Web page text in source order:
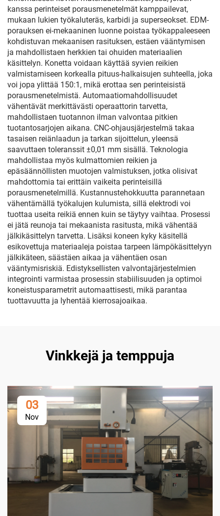
kanssa perinteiset porausmenetelmät kamppailevat,
mukaan lukien työkaluteräs, karbidi ja superseokset. EDM-
porauksen ei-mekaaninen luonne poistaa työkappaleeseen
kohdistuvan mekaanisen rasituksen, estäen vääntymisen
ja mahdollistaen herkkien tai ohuiden materiaalien
käsittelyn. Konetta voidaan käyttää syvien reikien
valmistamiseen korkealla pituus-halkaisujen suhteella, joka
voi jopa ylittää 150:1, mikä erottaa sen perinteisistä
porausmenetelmistä. Automaatiomahdollisuudet
vähentävät merkittävästi operaattorin tarvetta,
mahdollistaen tuotannon ilman valvontaa pitkien
tuotantosarjojen aikana. CNC-ohjausjärjestelmä takaa
tasaisen reiänlaadun ja tarkan sijoittelun, yleensä
saavuttaen toleranssit ±0,01 mm sisällä. Teknologia
mahdollistaa myös kulmattomien reikien ja
epäsäännöllisten muotojen valmistuksen, jotka olisivat
mahdottomia tai erittäin vaikeita perinteisillä
porausmenetelmillä. Kustannustehokkuutta parannetaan
vähentämällä työkalujen kulumista, sillä elektrodi voi
tuottaa useita reikiä ennen kuin se täytyy vaihtaa. Prosessi
ei jätä reunoja tai mekaanista rasitusta, mikä vähentää
jälkikäsittelyn tarvetta. Lisäksi koneen kyky käsitellä
esikovettuja materiaaleja poistaa tarpeen lämpökäsittelyyn
jälkikäteen, säästäen aikaa ja vähentäen osan
vääntymisriskiä. Edistyksellisten valvontajärjestelmien
integrointi varmistaa prosessin stabiilisuuden ja optimoi
koneistusparametrit automaattisesti, mikä parantaa
tuottavuutta ja lyhentää kierrosajoaikaa.
Vinkkejä ja temppuja
03
Nov